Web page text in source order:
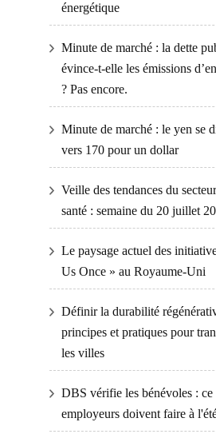
énergétique
Minute de marché : la dette
évince-t-elle les émissions
? Pas encore.
Minute de marché : le yen se
vers 170 pour un dollar
Veille des tendances du
santé : semaine du 20 juillet
Le paysage actuel des
Us Once » au Royaume-Uni
Définir la durabilité
principes et pratiques pour
les villes
DBS vérifie les bénévoles : ce
employeurs doivent faire à